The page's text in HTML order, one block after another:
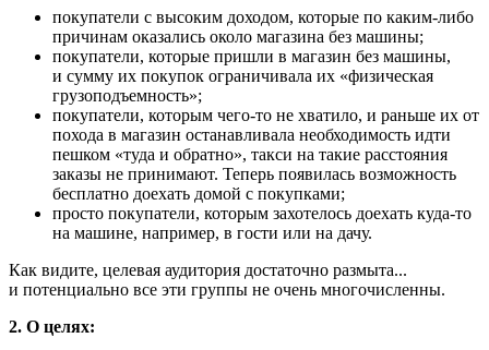
покупатели с высоким доходом, которые по каким­-либо
причинам оказались около магазина без машины;
покупатели, которые пришли в магазин без машины,
и сумму их покупок ограничивала их «физическая
грузоподъемность»;
покупатели, которым чего­-то не хватило, и раньше их от
похода в магазин останавливала необходимость идти
пешком «туда и обратно», такси на такие расстояния
заказы не принимают. Теперь появилась возможность
бесплатно доехать домой с покупками;
просто покупатели, которым захотелось доехать куда-­то
на машине, например, в гости или на дачу.
Как видите, целевая аудитория достаточно размыта...
и потенциально все эти группы не очень многочисленны.
2. О целях: